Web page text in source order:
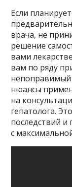
Если
врача, не
решение
вами
вам по ряду
непоправимый
нюансы
на
гепатолога.
последствий
с